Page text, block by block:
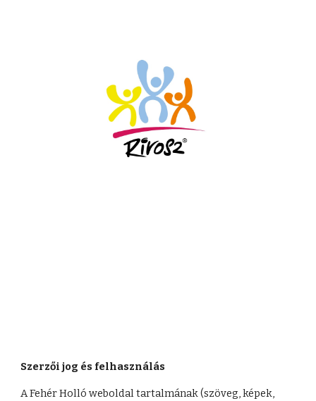
Szerzői jog és felhasználás
A Fehér Holló weboldal tartalmának (szöveg, képek,